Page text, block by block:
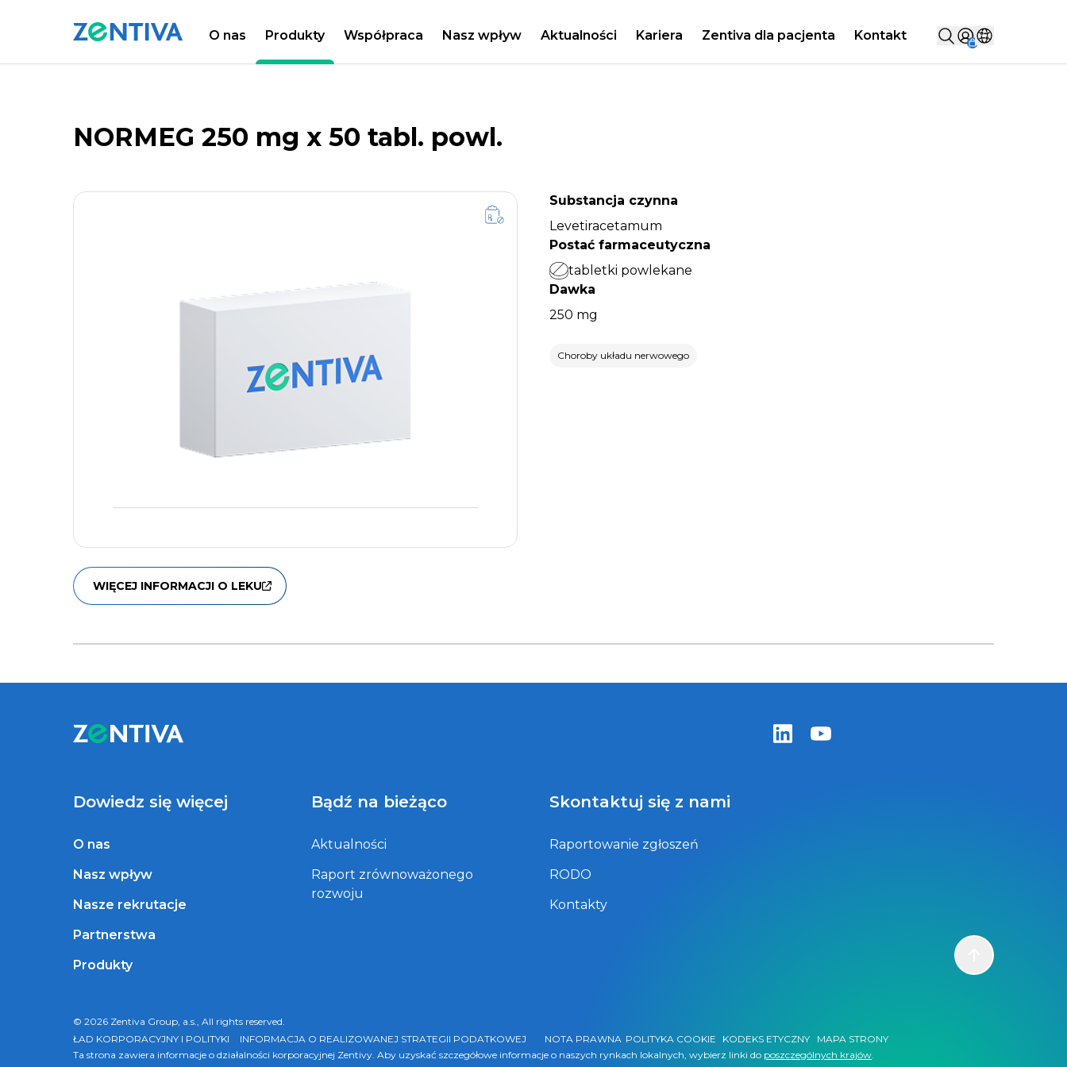
O nas Produkty Współpraca Nasz wpływ Aktualności Kariera Zentiva dla pacjenta Kontakt Szukaj...
Sign inWybierz kraj
NORMEG 250 mg x 50 tabl. powl.
WIĘCEJ INFORMACJI O LEKU
Substancja czynna
Levetiracetamum
Postać farmaceutyczna
tabletki powlekane
Dawka
250 mg
Choroby układu nerwowego
Zentiva LinkedIn
Zentiva YouTube
Dowiedz się więcej
O nas
Nasz wpływ
Nasze rekrutacje
Partnerstwa
Produkty
Bądź na bieżąco
Aktualności
Raport zrównoważonego
rozwoju
Skontaktuj się z nami
Raportowanie zgłoszeń
RODO
Kontakty
Scroll to top
ŁAD KORPORACYJNY I POLITYKI INFORMACJA O REALIZOWANEJ STRATEGII PODATKOWEJ NOTA PRAWNA POLITYKA COOKIE KODEKS ETYCZNY MAPA STRONY
© 2026 Zentiva Group, a.s., All rights reserved.
Ta strona zawiera informacje o działalności korporacyjnej Zentivy. Aby uzyskać szczegółowe informacje o naszych rynkach lokalnych, wybierz linki do poszczególnych krajów.